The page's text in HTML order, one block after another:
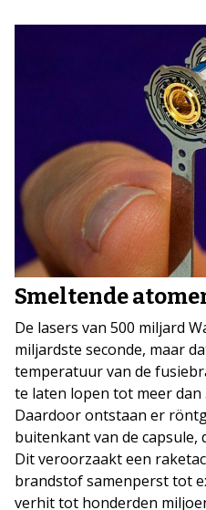
Smeltende
De lasers van 500 miljard
miljardste seconde, maar
temperatuur van de
te laten lopen tot meer dan
Daardoor ontstaan er
buitenkant van de capsule,
Dit veroorzaakt een
brandstof samenperst tot
verhit tot honderden